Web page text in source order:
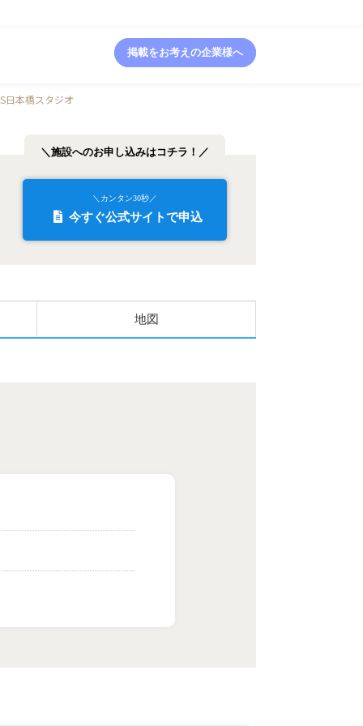
掲載をお考えの企業様へ
日本橋スタジオ
＼施設へのお申し込みはコチラ！／
＼カンタン30秒／
今すぐ公式サイトで申込
地図